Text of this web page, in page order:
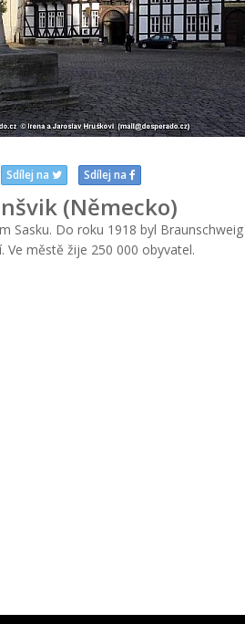
Sdílej na Sdílej na
(Německo)
Sasku. Do roku 1918 byl
Ve městě žije 250 000 obyvatel.